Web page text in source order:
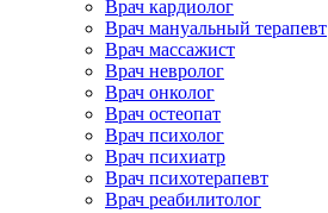
Врач кардиолог
Врач мануальный терапевт
Врач массажист
Врач невролог
Врач онколог
Врач остеопат
Врач психолог
Врач психиатр
Врач психотерапевт
Врач реабилитолог